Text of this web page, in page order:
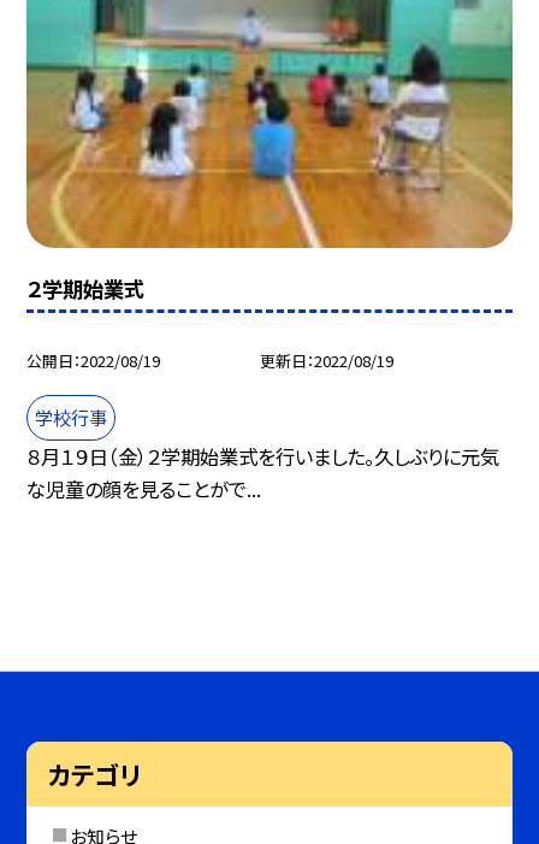
２学期始業式
公開日 2022/08/19 更新日 2022/08/19
学校行事
８月１９日（金）２学期始業式を行いました。久しぶりに元気
な児童の顔を見ることがで...
カテゴリ
お知らせ